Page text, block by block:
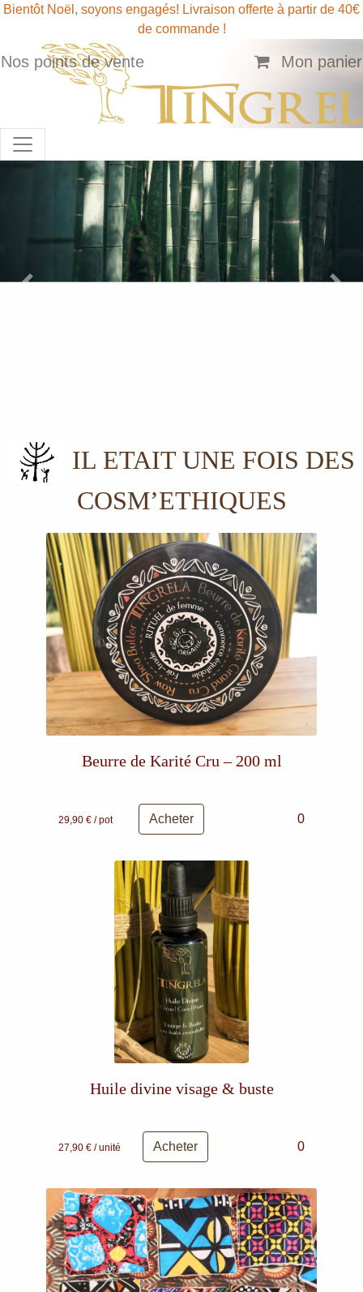
Bientôt Noël, soyons engagés! Livraison offerte à partir de 40€
de commande !
Nos points de vente Mon panier
IL ETAIT UNE FOIS DES
COSM’ETHIQUES
Beurre de Karité Cru – 200 ml
29,90 € / pot Acheter 0
Huile divine visage & buste
27,90 € / unité Acheter 0